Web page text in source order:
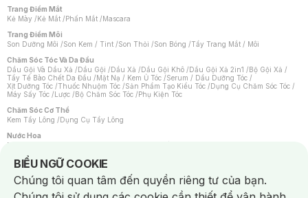
Trang Điểm Mắt
Kẻ Mày /Kẻ Mắt /Phấn Mắt /Mascara
Trang Điểm Môi
Son Dưỡng Môi /Son Kem / Tint /Son Thỏi /Son Bóng /Tẩy Trang Mắt / Môi
Chăm Sóc Tóc Và Da Đầu
Dầu Gội Và Dầu Xả /Dầu Gội /Dầu Xả /Dầu Gội Khô /Dầu Gội Xả 2in1 /Bộ Gội Xả /
Tẩy Tế Bào Chết Da Đầu /Mặt Nạ / Kem Ủ Tóc /Serum / Dầu Dưỡng Tóc /
Xịt Dưỡng Tóc /Thuốc Nhuộm Tóc /Sản Phẩm Tạo Kiểu Tóc /Dụng Cụ Chăm Sóc Tóc /
Máy Sấy Tóc /Lược /Bộ Chăm Sóc Tóc /Phụ Kiện Tóc
Chăm Sóc Cơ Thể
Kem Tẩy Lông /Dụng Cụ Tẩy Lông
Nước Hoa
Nước Hoa Nữ
Chăm Sóc Cá Nhân
Chống Muỗi /Khẩu Trang /Máy Massage/Mặt Nạ Xông Hơi /Nước Rửa Tay/
Sản Phẩm Chăm Sóc Khác /Bàn Chải Đánh Răng /Bàn Chải Điện/
Hỗ Trợ Trắng Răng/Kem Đánh Răng /Máy Tăm Nước/ Nước Súc Miệng/
BIỂU NGỮ COOKIE
Notice about cookies usage
Chúng tôi quan tâm đến quyền riêng tư của bạn.